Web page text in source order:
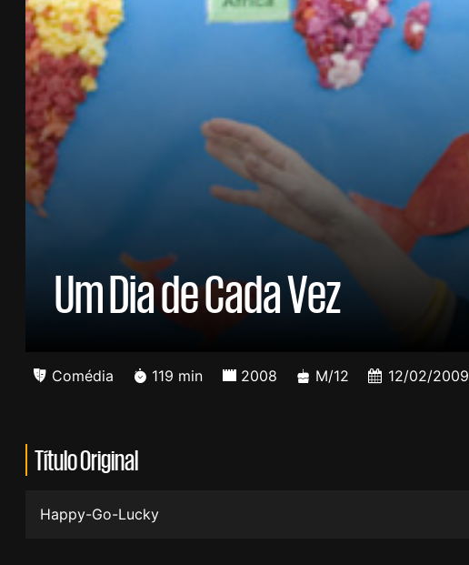
Um Dia de Cada Vez
Comédia 119 min 2008 M/12 12/02/2009
Título Original
Happy-Go-Lucky